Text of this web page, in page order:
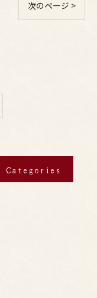
次のページ >
Categories